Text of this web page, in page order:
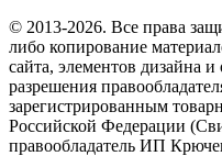
© 2013-2026. Вcе права
либо копирование
сайта, элементов дизайна
разрешения
зарегистрированным
Российской Федерации
правообладатель ИП